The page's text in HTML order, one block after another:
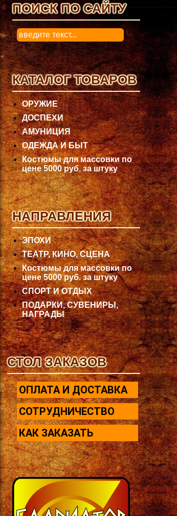
ПОИСК ПО САЙТУ
0
КАТАЛОГ ТОВАРОВ
ОРУЖИЕ
ДОСПЕХИ
АМУНИЦИЯ
ОДЕЖДА И БЫТ
Костюмы для массовки по
цене 5000 руб. за штуку
НАПРАВЛЕНИЯ
ЭПОХИ
ТЕАТР, КИНО, СЦЕНА
Костюмы для массовки по
цене 5000 руб. за штуку
СПОРТ И ОТДЫХ
ПОДАРКИ, СУВЕНИРЫ,
НАГРАДЫ
СТОЛ ЗАКАЗОВ
ОПЛАТА И ДОСТАВКА
СОТРУДНИЧЕСТВО
КАК ЗАКАЗАТЬ